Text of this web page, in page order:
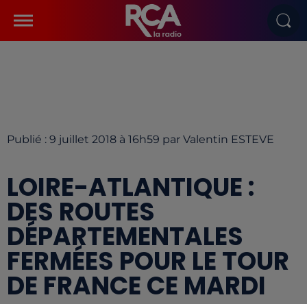
Publié : 9 juillet 2018 à 16h59 par Valentin ESTEVE
LOIRE-ATLANTIQUE :
DES ROUTES
DÉPARTEMENTALES
FERMÉES POUR LE TOUR
DE FRANCE CE MARDI